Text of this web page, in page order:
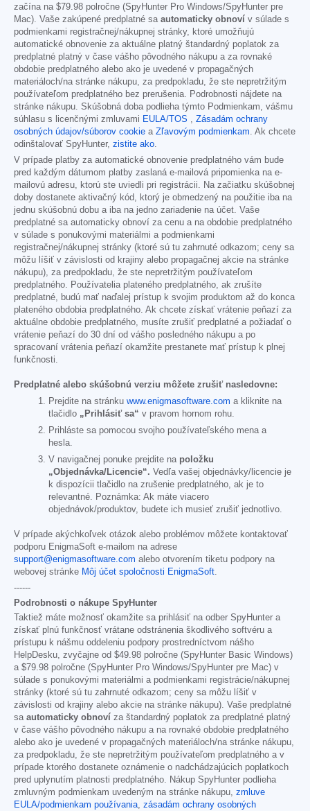
začína na $79.98 polročne (SpyHunter Pro Windows/SpyHunter pre
Mac). Vaše zakúpené predplatné sa automaticky obnoví v súlade s
podmienkami registračnej/nákupnej stránky, ktoré umožňujú
automatické obnovenie za aktuálne platný štandardný poplatok za
predplatné platný v čase vášho pôvodného nákupu a za rovnaké
obdobie predplatného alebo ako je uvedené v propagačných
materiáloch/na stránke nákupu, za predpokladu, že ste nepretržitým
používateľom predplatného bez prerušenia. Podrobnosti nájdete na
stránke nákupu. Skúšobná doba podlieha týmto Podmienkam, vášmu
súhlasu s licenčnými zmluvami EULA/TOS
Zásadám ochrany
osobných údajov/súborov cookie a Zľavovým podmienkam . Ak chcete
odinštalovať SpyHunter, zistite ako
V prípade platby za automatické obnovenie predplatného vám bude
pred každým dátumom platby zaslaná e-mailová pripomienka na e-
mailovú adresu, ktorú ste uviedli pri registrácii. Na začiatku skúšobnej
doby dostanete aktivačný kód, ktorý je obmedzený na použitie iba na
jednu skúšobnú dobu a iba na jedno zariadenie na účet. Vaše
predplatné sa automaticky obnoví za cenu a na obdobie predplatného
v súlade s ponukovými materiálmi a podmienkami
registračnej/nákupnej stránky (ktoré sú tu zahrnuté odkazom; ceny sa
môžu líšiť v závislosti od krajiny alebo propagačnej akcie na stránke
nákupu), za predpokladu, že ste nepretržitým používateľom
predplatného. Používatelia plateného predplatného, ak zrušíte
predplatné, budú mať naďalej prístup k svojim produktom až do konca
plateného obdobia predplatného. Ak chcete získať vrátenie peňazí za
aktuálne obdobie predplatného, musíte zrušiť predplatné a požiadať o
vrátenie peňazí do 30 dní od vášho posledného nákupu a po
spracovaní vrátenia peňazí okamžite prestanete mať prístup k plnej
funkčnosti.
Predplatné alebo skúšobnú verziu môžete zrušiť nasledovne:
Prejdite na stránku www.enigmasoftware.com a kliknite na
tlačidlo „Prihlásiť sa“ v pravom hornom rohu.
Prihláste sa pomocou svojho používateľského mena a
hesla.
V navigačnej ponuke prejdite na položku
„Objednávka/Licencie“. Vedľa vašej objednávky/licencie je
k dispozícii tlačidlo na zrušenie predplatného, ak je to
relevantné. Poznámka: Ak máte viacero
objednávok/produktov, budete ich musieť zrušiť jednotlivo.
V prípade akýchkoľvek otázok alebo problémov môžete kontaktovať
podporu EnigmaSoft e-mailom na adrese
support@enigmasoftware.com alebo otvorením tiketu podpory na
webovej stránke Môj účet spoločnosti EnigmaSoft.
------
Podrobnosti o nákupe SpyHunter
Taktiež máte možnosť okamžite sa prihlásiť na odber SpyHunter a
získať plnú funkčnosť vrátane odstránenia škodlivého softvéru a
prístupu k nášmu oddeleniu podpory prostredníctvom nášho
HelpDesku, zvyčajne od $49.98 polročne (SpyHunter Basic Windows)
a $79.98 polročne (SpyHunter Pro Windows/SpyHunter pre Mac) v
súlade s ponukovými materiálmi a podmienkami registrácie/nákupnej
stránky (ktoré sú tu zahrnuté odkazom; ceny sa môžu líšiť v
závislosti od krajiny alebo akcie na stránke nákupu). Vaše predplatné
sa automaticky obnoví za štandardný poplatok za predplatné platný
v čase vášho pôvodného nákupu a na rovnaké obdobie predplatného
alebo ako je uvedené v propagačných materiáloch/na stránke nákupu,
za predpokladu, že ste nepretržitým používateľom predplatného a v
prípade ktorého dostanete oznámenie o nadchádzajúcich poplatkoch
pred uplynutím platnosti predplatného. Nákup SpyHunter podlieha
zmluvným podmienkam uvedeným na stránke nákupu, zmluve
EULA/podmienkam používania, zásadám ochrany osobných